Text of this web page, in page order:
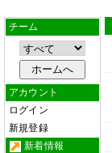
チーム
アカウント
ログイン
新規登録
新着情報